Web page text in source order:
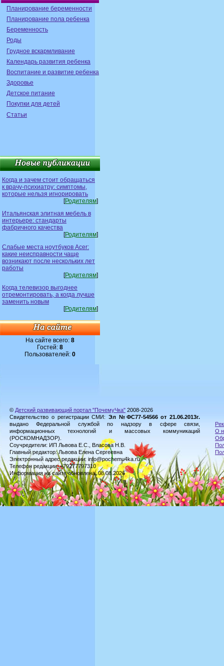
Планирование беременности
Планирование пола ребенка
Беременность
Роды
Грудное вскармливание
Календарь развития ребенка
Воспитание и развитие ребенка
Здоровье
Детское питание
Покупки для детей
Статьи
Когда и зачем стоит обращаться
к врачу-психиатру: симптомы,
которые нельзя игнорировать
[Родителям]
Итальянская элитная мебель в
интерьере: стандарты
фабричного качества
[Родителям]
Слабые места ноутбуков Acer:
какие неисправности чаще
возникают после нескольких лет
работы
[Родителям]
Когда телевизор выгоднее
отремонтировать, а когда лучше
заменить новым
[Родителям]
На сайте всего: 8
Гостей: 8
Пользователей: 0
© Детский развивающий портал "ПочемуЧка" 2008-2026
Свидетельство о регистрации СМИ: Эл №ФС77-54566 от 21.06.2013г.
выдано Федеральной службой по надзору в сфере связи,
информационных технологий и массовых коммуникаций
(РОСКОМНАДЗОР).
Соучредители: ИП Львова Е.С., Власова Н.В.
Главный редактор: Львова Елена Сергеевна
Электронный адрес редакции: info@pochemu4ka.ru
Телефон редакции: +79277797310
Информация на сайте обновлена: 08.08.2026
О